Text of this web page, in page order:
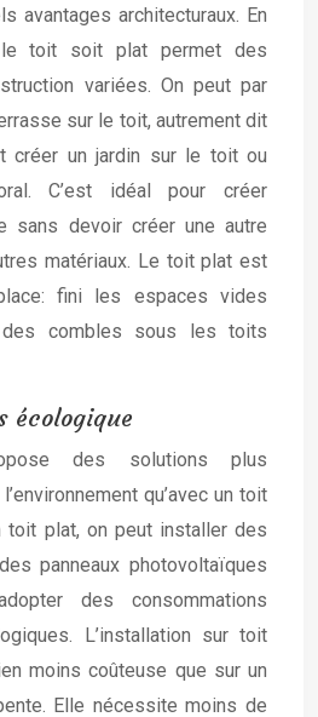
avantages architecturaux. En
toit soit plat permet des
variées. On peut par
sur le toit, autrement dit
créer un jardin sur le toit ou
C’est idéal pour créer
sans devoir créer une autre
matériaux. Le toit plat est
fini les espaces vides
combles sous les toits
écologique
des solutions plus
qu’avec un toit
toit plat, on peut installer des
panneaux photovoltaïques
des consommations
L’installation sur toit
moins coûteuse que sur un
Elle nécessite moins de